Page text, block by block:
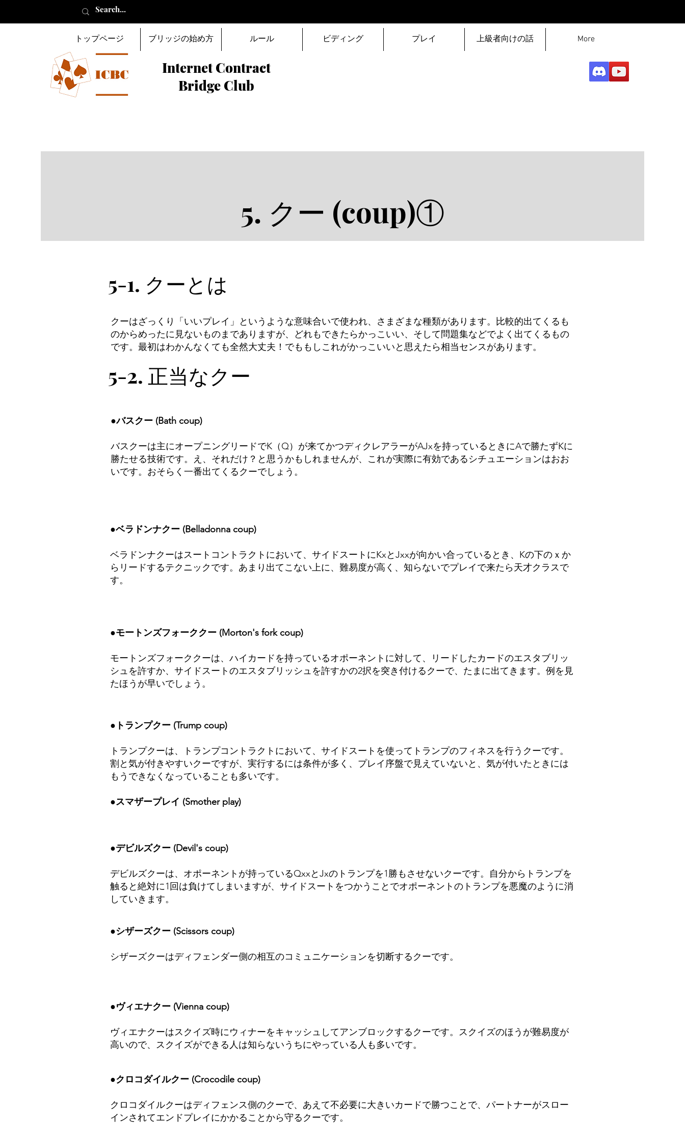
Internet Contract
Bridge Club
トップページ ブリッジの始め方 ルール ビディング プレイ 上級者向けの話 More
​5. クー (coup)①
5-1. クーとは
​クーはざっくり「いいプレイ」というような意味合いで使われ、さまざまな種類があります。比較的出てくるも
のからめったに見ないものまでありますが、どれもできたらかっこいい、そして問題集などでよく出てくるもの
です。最初はわかんなくても全然大丈夫！でももしこれがかっこいいと思えたら相当センスがあります。
5-2. 正当なクー
●バスクー (Bath coup)
バスクーは主にオープニングリードでK（Q）が来てかつディクレアラーがAJxを持っているときにAで勝たずKに
勝たせる技術です。え、それだけ？と思うかもしれませんが、これが実際に有効であるシチュエーションはおお
いです。おそらく一番出てくるクーでしょう。
●ベラドンナクー (Belladonna coup)
ベラドンナクーはスートコントラクトにおいて、サイドスートにKxとJxxが向かい合っているとき、Kの下のｘか
らリードするテクニックです。あまり出てこない上に、難易度が高く、知らないでプレイで来たら天才クラスで
す。
●モートンズフォーククー (Morton's fork coup)
モートンズフォーククーは、ハイカードを持っているオポーネントに対して、リードしたカードのエスタブリッ
シュを許すか、サイドスートのエスタブリッシュを許すかの2択を突き付けるクーで、たまに出てきます。例を見
たほうが早いでしょう。
●トランプクー (Trump coup)
トランプクーは、トランプコントラクトにおいて、サイドスートを使ってトランプのフィネスを行うクーです。
割と気が付きやすいクーですが、実行するには条件が多く、プレイ序盤で見えていないと、気が付いたときには
もうできなくなっていることも多いです。
​●スマザープレイ (Smother play)
●デビルズクー (Devil's coup)
デビルズクーは、オポーネントが持っているQxxとJxのトランプを1勝もさせないクーです。自分からトランプを
触ると絶対に1回は負けてしまいますが、サイドスートをつかうことでオポーネントのトランプを悪魔のように消
していきます。
●シザーズクー (Scissors coup)
シザーズクーはディフェンダー側の相互のコミュニケーションを切断するクーです。
●ヴィエナクー (Vienna coup)
ヴィエナクーはスクイズ時にウィナーをキャッシュしてアンブロックするクーです。スクイズのほうが難易度が
高いので、スクイズができる人は知らないうちにやっている人も多いです。
●クロコダイルクー (Crocodile coup)
​クロコダイルクーはディフェンス側のクーで、あえて不必要に大きいカードで勝つことで、パートナーがスロー
インされてエンドプレイにかかることから守るクーです。